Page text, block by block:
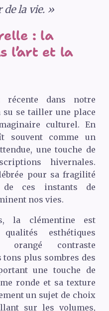
de la vie. »
: la
l’art et la
récente dans notre
se tailler une place
culturel. En
souvent comme un
une touche de
hivernales.
pour sa fragilité
de ces instants de
nos vies.
la clémentine est
esthétiques
contraste
plus sombres des
une touche de
ronde et sa texture
un sujet de choix
sur les volumes,